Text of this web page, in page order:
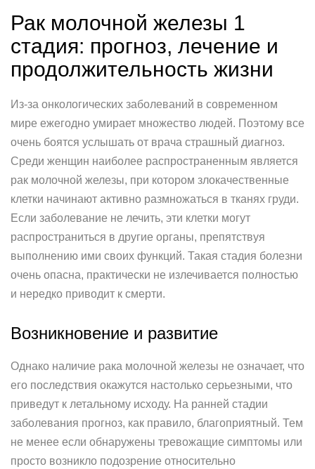
Рак молочной железы 1
стадия: прогноз, лечение и
продолжительность жизни
Из-за онкологических заболеваний в современном
мире ежегодно умирает множество людей. Поэтому все
очень боятся услышать от врача страшный диагноз.
Среди женщин наиболее распространенным является
рак молочной железы, при котором злокачественные
клетки начинают активно размножаться в тканях груди.
Если заболевание не лечить, эти клетки могут
распространиться в другие органы, препятствуя
выполнению ими своих функций. Такая стадия болезни
очень опасна, практически не излечивается полностью
и нередко приводит к смерти.
Возникновение и развитие
Однако наличие рака молочной железы не означает, что
его последствия окажутся настолько серьезными, что
приведут к летальному исходу. На ранней стадии
заболевания прогноз, как правило, благоприятный. Тем
не менее если обнаружены тревожащие симптомы или
просто возникло подозрение относительно